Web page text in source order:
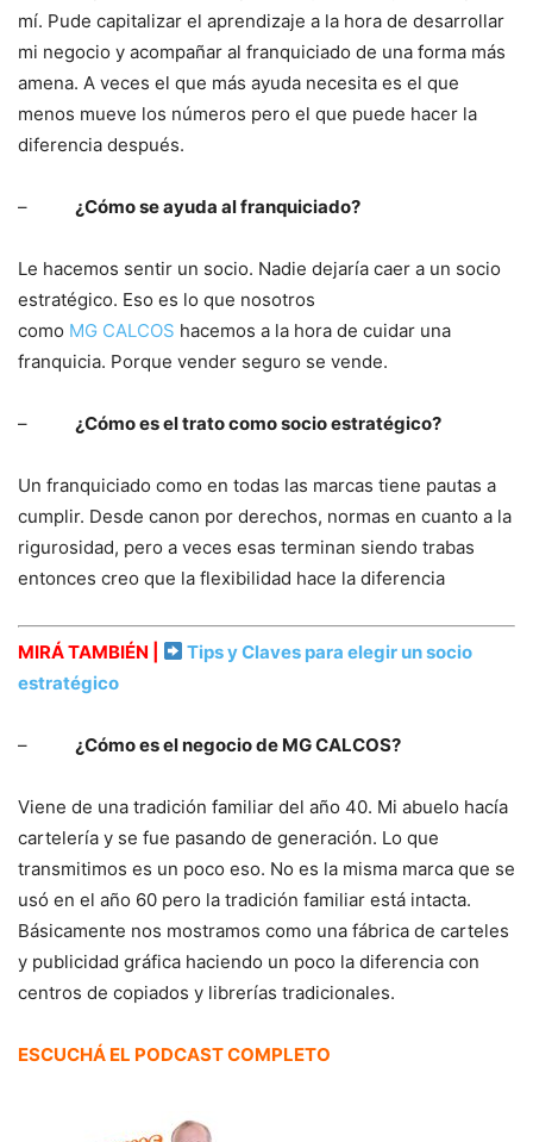
mí. Pude capitalizar el aprendizaje a la hora de desarrollar
mi negocio y acompañar al franquiciado de una forma más
amena. A veces el que más ayuda necesita es el que
menos mueve los números pero el que puede hacer la
diferencia después.
– ¿Cómo se ayuda al franquiciado?
Le hacemos sentir un socio. Nadie dejaría caer a un socio
estratégico. Eso es lo que nosotros
como MG CALCOS hacemos a la hora de cuidar una
franquicia. Porque vender seguro se vende.
– ¿Cómo es el trato como socio estratégico?
Un franquiciado como en todas las marcas tiene pautas a
cumplir. Desde canon por derechos, normas en cuanto a la
rigurosidad, pero a veces esas terminan siendo trabas
entonces creo que la flexibilidad hace la diferencia
MIRÁ TAMBIÉN |
Tips y Claves para elegir un socio
estratégico
– ¿Cómo es el negocio de MG CALCOS?
Viene de una tradición familiar del año 40. Mi abuelo hacía
cartelería y se fue pasando de generación. Lo que
transmitimos es un poco eso. No es la misma marca que se
usó en el año 60 pero la tradición familiar está intacta.
Básicamente nos mostramos como una fábrica de carteles
y publicidad gráfica haciendo un poco la diferencia con
centros de copiados y librerías tradicionales.
ESCUCHÁ EL PODCAST COMPLETO